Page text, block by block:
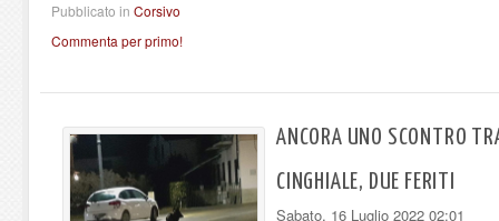
Pubblicato in Corsivo
Commenta per primo!
ANCORA UNO SCONTRO
CINGHIALE, DUE FERITI
Sabato, 16 Luglio 2022 02:01